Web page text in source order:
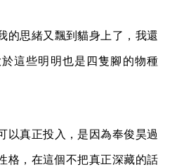
的思緒又飄到貓身上了，我還
這些明明也是四隻腳的物種
以真正投入，是因為奉俊昊過
格，在這個不把真正深藏的話